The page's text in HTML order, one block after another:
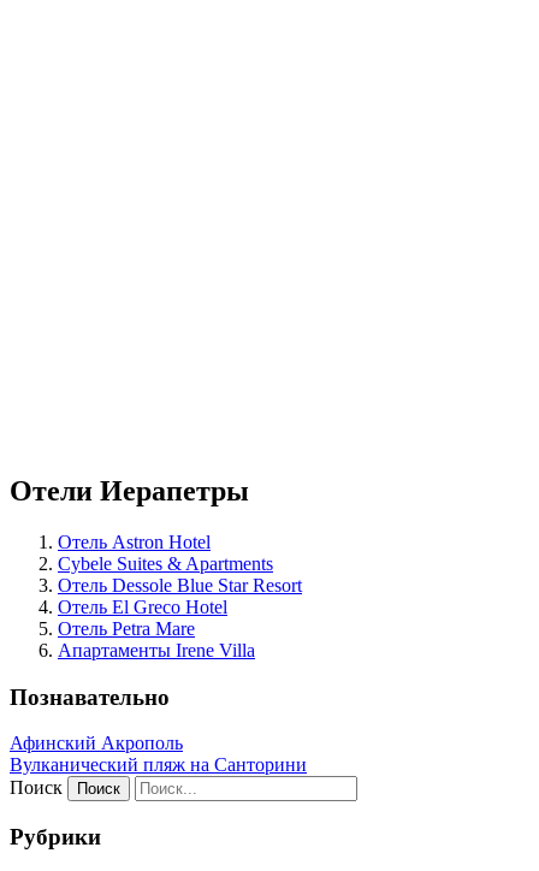
Отели Иерапетры
Отель Astron Hotel
Cybele Suites & Apartments
Отель Dessole Blue Star Resort
Отель El Greco Hotel
Отель Petra Mare
Апартаменты Irene Villa
Познавательно
Афинский Акрополь
Вулканический пляж на Санторини
Поиск
Рубрики